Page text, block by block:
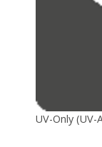
UV-Only (UV-